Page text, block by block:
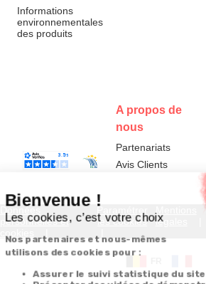
Informations
environnementales
des produits
A propos de
nous
Partenariats
Avis Clients
Données
personnelles et
Paramétrer
les cookies
légales